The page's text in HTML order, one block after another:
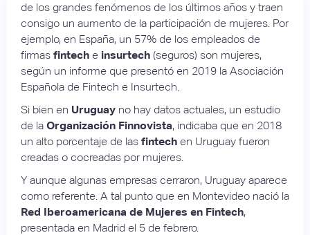
de los grandes fenómenos de los últimos años y traen
consigo un aumento de la participación de mujeres. Por
ejemplo, en España, un 57% de los empleados de
firmas fintech e insurtech (seguros) son mujeres,
según un informe que presentó en 2019 la Asociación
Española de Fintech e Insurtech.
Si bien en Uruguay no hay datos actuales, un estudio
de la Organización Finnovista, indicaba que en 2018
un alto porcentaje de las fintech en Uruguay fueron
creadas o cocreadas por mujeres.
Y aunque algunas empresas cerraron, Uruguay aparece
como referente. A tal punto que en Montevideo nació la
Red Iberoamericana de Mujeres en Fintech,
presentada en Madrid el 5 de febrero.